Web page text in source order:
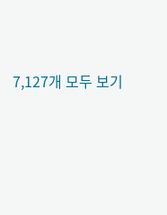
7,127개 모두 보기